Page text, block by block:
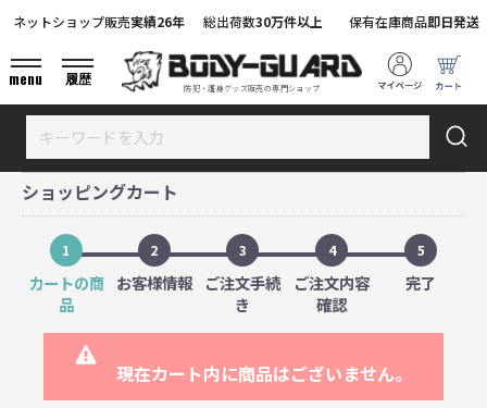
防犯・護身グッズ販売の専門ショップ
ネットショップ販売実績26年 総出荷数30万件以上 保有在庫商品即日発送
menu 履歴
ショッピングカート
1
カートの商
品
2
お客様情報
3
ご注文手続
き
4
ご注文内容
確認
5
完了
現在カート内に商品はございません。